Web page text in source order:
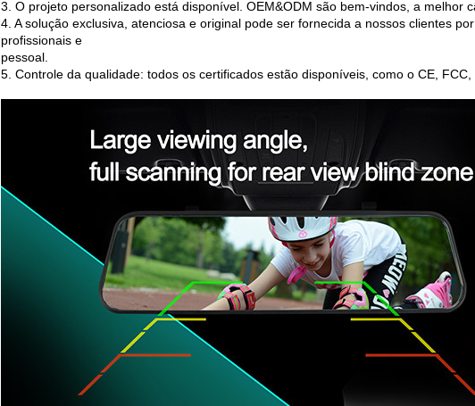
3. O projeto personalizado está disponível. OEM&ODM são bem-vindos, a melhor
4. A solução exclusiva, atenciosa e original pode ser fornecida a nossos clientes
profissionais e
pessoal.
5. Controle da qualidade: todos os certificados estão disponíveis, como o CE, FCC,